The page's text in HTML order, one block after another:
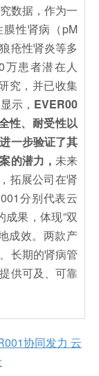
数据，作为一
膜性肾病（pM
疮性肾炎等多
患者潜在人
究，并已收集
示， EVER00
性、耐受性以
一步验证了其
的潜力， 未来
拓展公司在肾
分别代表云
成果，体现”双
成效。两款产
长期的肾病管
供可及、可靠
协同发力 云